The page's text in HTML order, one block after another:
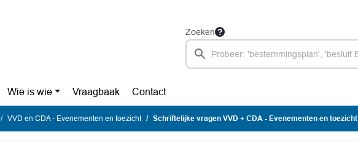
Zoeken
Wie is wie Vraagbaak Contact
VVD en CDA - Evenementen en toezicht Schriftelijke vragen VVD + CDA - Evenementen en toezicht